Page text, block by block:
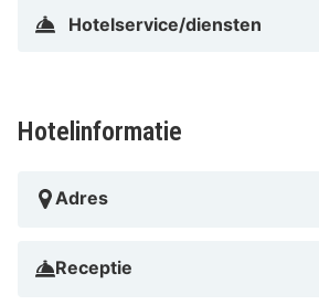
Hotelservice/diensten
Hotelinformatie
Adres
Receptie